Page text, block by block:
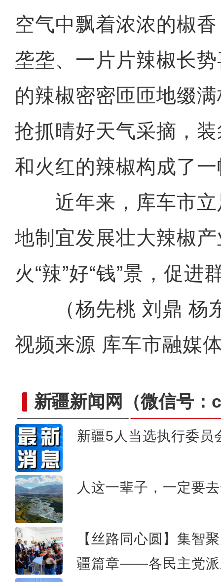
空气中飘着浓浓的椒
垄垄、一片片辣椒长
的辣椒密密匝匝地缀
抢抓晴好天气采摘，
和火红的辣椒构成了
近年来，库车市立
地制宜发展壮大辣椒
火“辣”好“钱”景，促进
（杨先桃 刘鼎 杨
视频来源 库车市融媒
新疆新闻网 （微信号
新疆5人当选执行委员
人这一辈子，一定要
【丝路同心圆】集智
疆篇章——各民主党派